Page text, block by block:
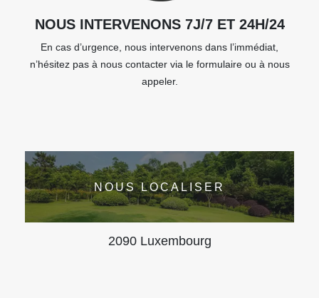
NOUS INTERVENONS 7J/7 ET 24H/24
En cas d’urgence, nous intervenons dans l’immédiat,
n’hésitez pas à nous contacter via le formulaire ou à nous
appeler.
NOUS LOCALISER
2090 Luxembourg